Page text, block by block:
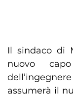
Il sindaco di
nuovo
assumerà il